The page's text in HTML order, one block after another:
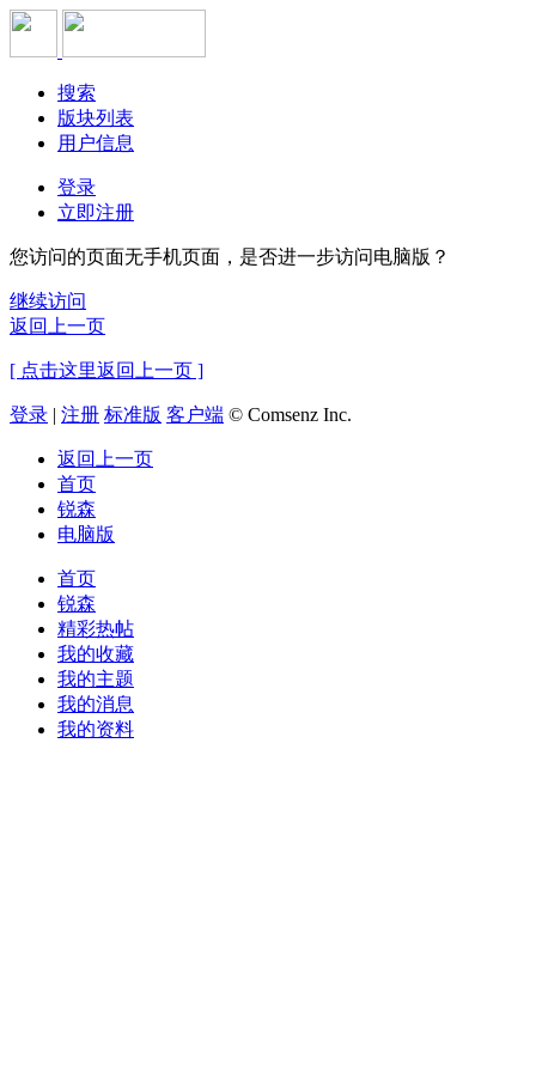
搜索
版块列表
用户信息
登录
立即注册
您访问的页面无手机页面，是否进一步访问电脑版？
继续访问
返回上一页
[ 点击这里返回上一页 ]
登录 | 注册 标准版 客户端 © Comsenz Inc.
返回上一页
首页
锐森
电脑版
首页
锐森
精彩热帖
我的收藏
我的主题
我的消息
我的资料